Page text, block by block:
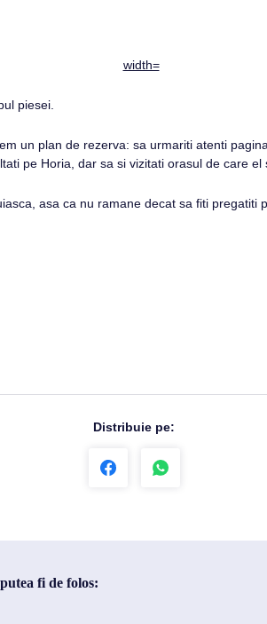
piesei.
un plan de rezerva: sa urmariti atenti
pe Horia, dar sa si vizitati orasul de care el
asa ca nu ramane decat sa fiti pregatiti
Distribuie pe:
fi de folos: